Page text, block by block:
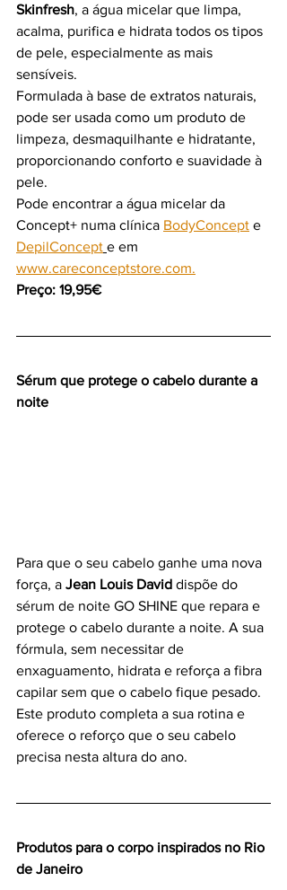
Skinfresh, a água micelar que limpa,
acalma, purifica e hidrata todos os tipos
de pele, especialmente as mais
sensíveis.
Formulada à base de extratos naturais,
pode ser usada como um produto de
limpeza, desmaquilhante e hidratante,
proporcionando conforto e suavidade à
pele.
Pode encontrar a água micelar da
Concept+ numa clínica BodyConcept e
DepilConcept e em
www.careconceptstore.com.
Preço: 19,95€
Sérum que protege o cabelo durante a
noite
Para que o seu cabelo ganhe uma nova
força, a Jean Louis David dispõe do
sérum de noite GO SHINE que repara e
protege o cabelo durante a noite. A sua
fórmula, sem necessitar de
enxaguamento, hidrata e reforça a fibra
capilar sem que o cabelo fique pesado.
Este produto completa a sua rotina e
oferece o reforço que o seu cabelo
precisa nesta altura do ano.
Produtos para o corpo inspirados no Rio
de Janeiro